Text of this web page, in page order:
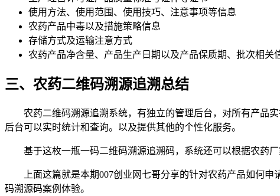
使用方法、使用范围、使用技巧、注意事项等信息
农药产品中毒以及措施策略信息
存储方式及运输注意方式
农药产品净含量、产品生产日期以及产品保质期、批次相关
三、农药二维码溯源追溯总结
农药二维码溯源追溯系统，有独立的管理后台，对所有产品实
后台可以实时统计和查询。以及提供其他的个性化服务。
基于这枚一瓶一码二维码溯源追溯码，系统还可以根据农药厂
上面这篇就是本期007创业网七哥分享的针对农药产品如何申
码溯源码案例体验。